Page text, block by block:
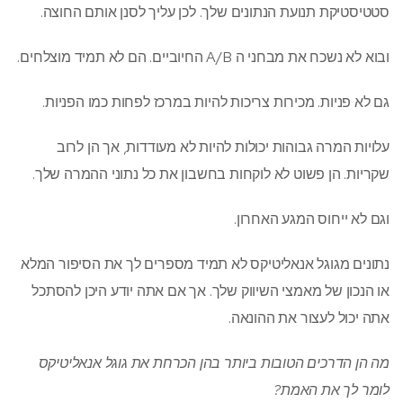
סטטיסטיקת תנועת הנתונים שלך. לכן עליך לסנן אותם החוצה.
ובוא לא נשכח את מבחני ה A/B החיוביים. הם לא תמיד מוצלחים.
גם לא פניות. מכירות צריכות להיות במרכז לפחות כמו הפניות.
עלויות המרה גבוהות יכולות להיות לא מעודדות, אך הן לרוב
שקריות. הן פשוט לא לוקחות בחשבון את כל נתוני ההמרה שלך.
וגם לא ייחוס המגע האחרון.
נתונים מגוגל אנאליטיקס לא תמיד מספרים לך את הסיפור המלא
או הנכון של מאמצי השיווק שלך. אך אם אתה יודע היכן להסתכל
אתה יכול לעצור את ההונאה.
מה הן הדרכים הטובות ביותר בהן הכרחת את גוגל אנאליטיקס
לומר לך את האמת?